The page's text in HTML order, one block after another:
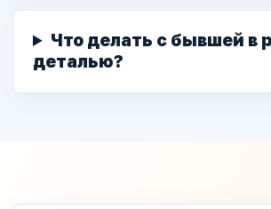
Что делать с бывшей в
деталью?